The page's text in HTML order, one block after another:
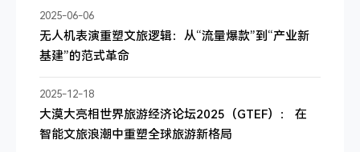
2025-06-06
无人机表演重塑文旅逻辑：从“流量爆款”到“产业新
基建”的范式革命
2025-12-18
大漠大亮相世界旅游经济论坛2025（GTEF）： 在
智能文旅浪潮中重塑全球旅游新格局